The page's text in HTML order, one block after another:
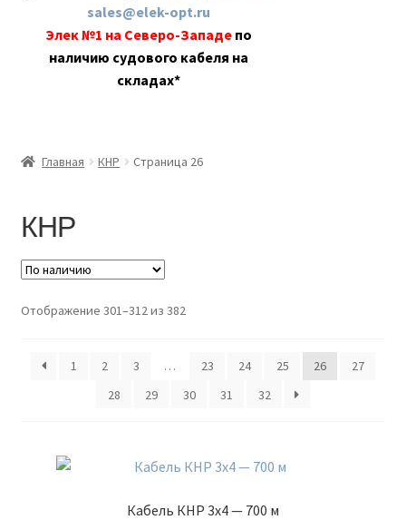
sales@elek-opt.ru
Элек №1 на Северо-Западе по
наличию судового кабеля на
складах*
Контакты
Розница
Главная КНР Страница 26
КНР
Отображение 301–312 из 382
1 2 3 … 23 24 25 26
27
28
29 30 31 32
Кабель КНР 3х4 — 700 м